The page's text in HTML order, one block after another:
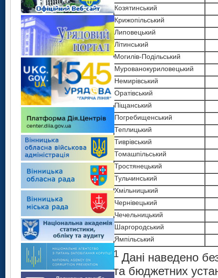
Козятинський
Крижопільський
Липовецький
Літинський
Могилів-Подільський
Мурованокуриловецький
Немирівський
Оратівський
Піщанський
Погребищенський
Теплицький
Тиврівський
Томашпільський
Тростянецький
Тульчинський
Хмільницький
Чернівецький
Чечельницький
Шаргородський
Ямпільський
1 Дані наведено
та бюджетних